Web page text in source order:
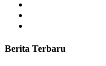
Berita Terbaru